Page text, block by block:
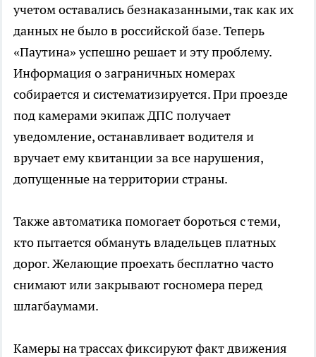
учетом оставались безнаказанными, так как их
данных не было в российской базе. Теперь
«Паутина» успешно решает и эту проблему.
Информация о заграничных номерах
собирается и систематизируется. При проезде
под камерами экипаж ДПС получает
уведомление, останавливает водителя и
вручает ему квитанции за все нарушения,
допущенные на территории страны.
Также автоматика помогает бороться с теми,
кто пытается обмануть владельцев платных
дорог. Желающие проехать бесплатно часто
снимают или закрывают госномера перед
шлагбаумами.
Камеры на трассах фиксируют факт движения